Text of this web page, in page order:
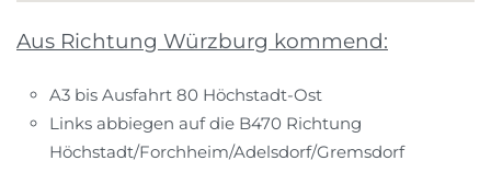
Aus Richtung Würzburg kommend:
A3 bis Ausfahrt 80 Höchstadt-Ost
Links abbiegen auf die B470 Richtung
Höchstadt/Forchheim/Adelsdorf/Gremsdorf